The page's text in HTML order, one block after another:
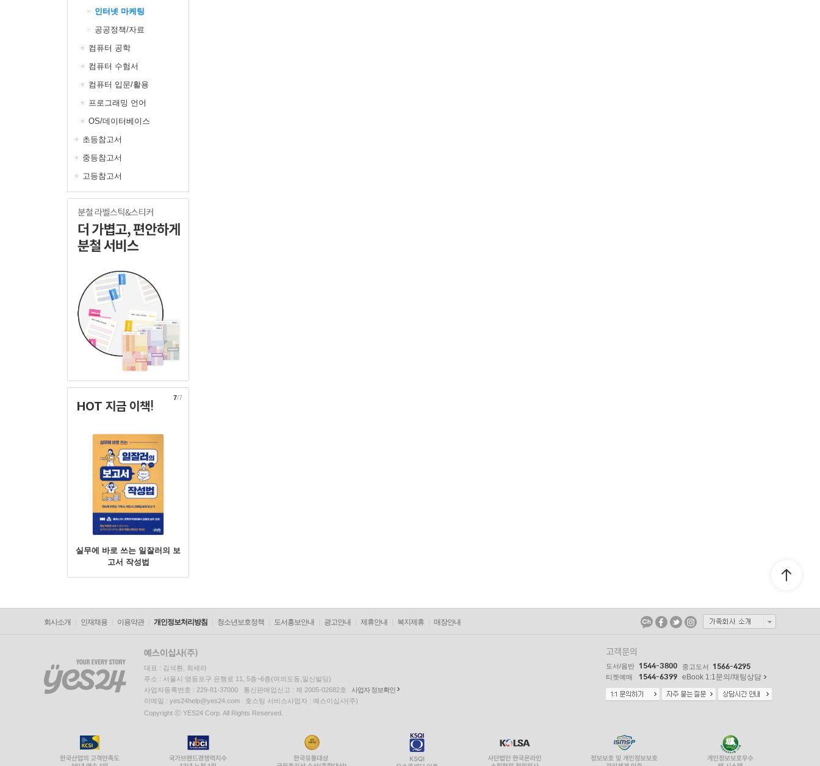
인터넷 마케팅
공공정책/자료
컴퓨터 공학
컴퓨터 수험서
컴퓨터 입문/활용
프로그래밍 언어
OS/데이터베이스
초등참고서
중등참고서
고등참고서
HOT 지금 이책!
실무에 바로 쓰는 일잘러의 보
고서 작성법
7/7
회사소개 인재채용 이용약관 개인정보처리방침 청소년보호정책 도서홍보안내 광고안내 제휴안내 복지제휴 매장안내
대표 : 김석환, 최세라
주소 : 서울시 영등포구 은행로 11, 5층~6층(여의도동,일신빌딩)
사업자등록번호 : 229-81-37000 통신판매업신고 : 제 2005-02682호
사업자 정보확인
이메일 : yes24help@yes24.com 호스팅 서비스사업자 : 예스이십사(주)
Copyright ⓒ YES24 Corp. All Rights Reserved.
고객문의
도서/음반 1544-3800 중고도서 1566-4295
티켓예매 1544-6399 eBook 1:1문의/채팅상담